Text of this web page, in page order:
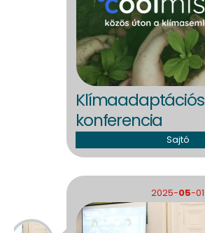
Klímaadaptációs
konferencia
Sajtó
2025-05-01